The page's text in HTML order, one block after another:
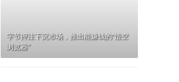
字节押注下沉市场，推出能赚钱的“悟空
浏览器”